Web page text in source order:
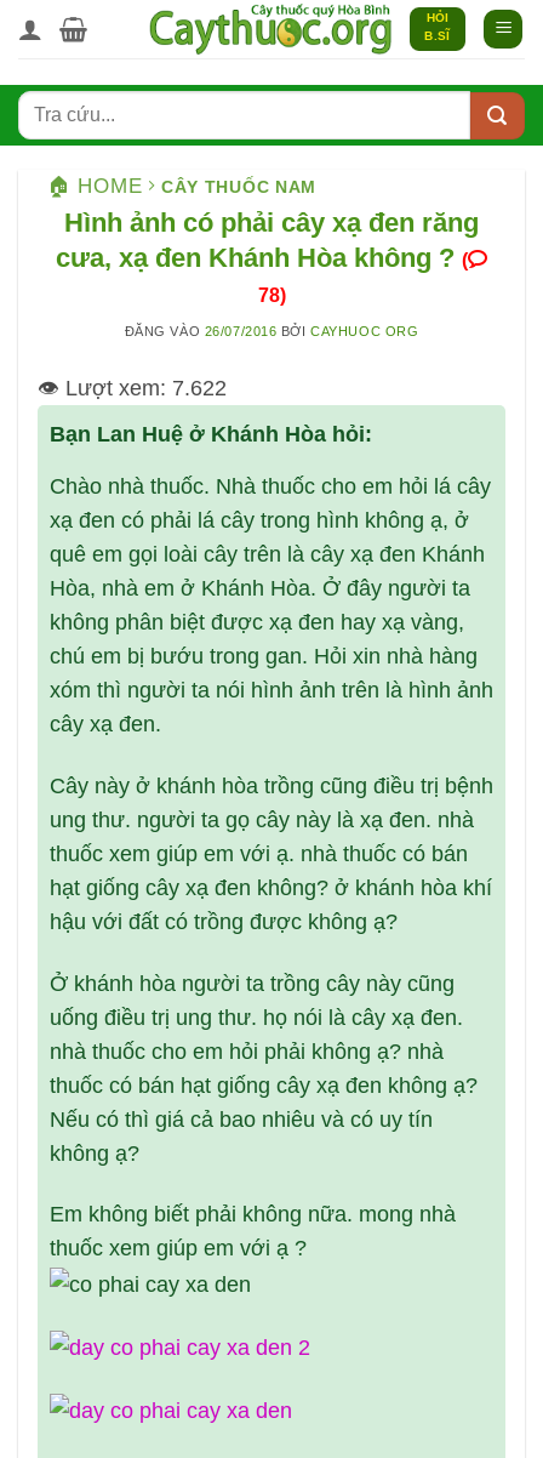
qua
dung
HỎI
B.SĨ
🏠 HOME CÂY THUỐC NAM
Hình ảnh có phải cây xạ đen răng
cưa, xạ đen Khánh Hòa không ? (
78)
ĐĂNG VÀO 26/07/2016 BỞICAYHUOC ORG
👁️ Lượt xem: 7.622
Bạn Lan Huệ ở Khánh Hòa hỏi:
Chào nhà thuốc. Nhà thuốc cho em hỏi lá cây
xạ đen có phải lá cây trong hình không ạ, ở
quê em gọi loài cây trên là cây xạ đen Khánh
Hòa, nhà em ở Khánh Hòa. Ở đây người ta
không phân biệt được xạ đen hay xạ vàng,
chú em bị bướu trong gan. Hỏi xin nhà hàng
xóm thì người ta nói hình ảnh trên là hình ảnh
cây xạ đen.
Cây này ở khánh hòa trồng cũng điều trị bệnh
ung thư. người ta gọ cây này là xạ đen. nhà
thuốc xem giúp em với ạ. nhà thuốc có bán
hạt giống cây xạ đen không? ở khánh hòa khí
hậu với đất có trồng được không ạ?
Ở khánh hòa người ta trồng cây này cũng
uống điều trị ung thư. họ nói là cây xạ đen.
nhà thuốc cho em hỏi phải không ạ? nhà
thuốc có bán hạt giống cây xạ đen không ạ?
Nếu có thì giá cả bao nhiêu và có uy tín
không ạ?
Em không biết phải không nữa. mong nhà
thuốc xem giúp em với ạ ?